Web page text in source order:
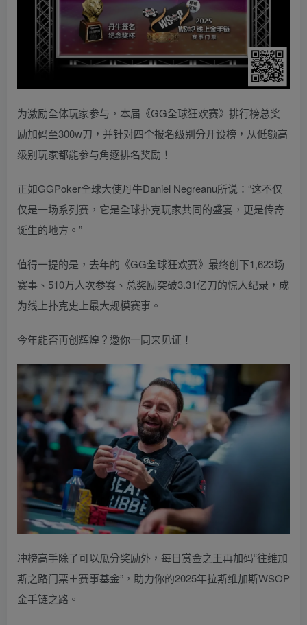
为激励全体玩家参与，本届《GG全球狂欢赛》排行榜总奖
励加码至300w刀，并针对四个报名级别分开设榜，从低额高
级别玩家都能参与角逐排名奖励！
正如GGPoker全球大使丹牛Daniel Negreanu所说：“这不仅
仅是一场系列赛，它是全球扑克玩家共同的盛宴，更是传奇
诞生的地方。”
值得一提的是，去年的《GG全球狂欢赛》最终创下1,623场
赛事、510万人次参赛、总奖励突破3.31亿刀的惊人纪录，成
为线上扑克史上最大规模赛事。
今年能否再创辉煌？邀你一同来见证！
冲榜高手除了可以瓜分奖励外，每日赏金之王再加码“往维加
斯之路门票＋赛事基金”，助力你的2025年拉斯维加斯WSOP
金手链之路。